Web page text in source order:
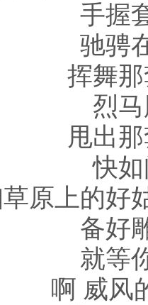
手握
驰骋
挥舞
烈
甩出
快
原上的好
备好
就等
啊 威风